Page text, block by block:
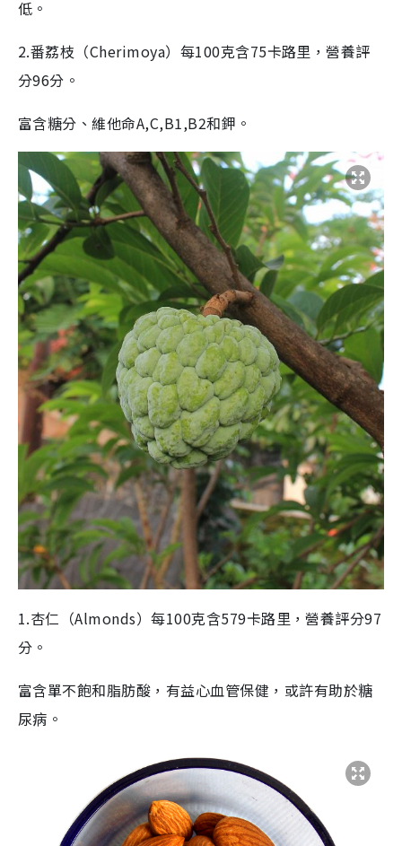
低。
2.番荔枝（Cherimoya）每100克含75卡路里，營養評
分96分。
富含糖分、維他命A,C,B1,B2和鉀。
1.杏仁（Almonds）每100克含579卡路里，營養評分97
分。
富含單不飽和脂肪酸，有益心血管保健，或許有助於糖
尿病。